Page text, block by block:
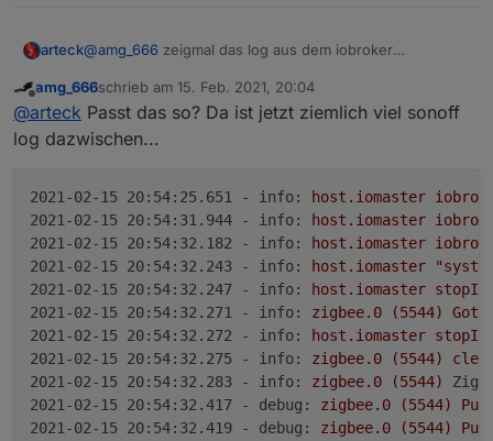
arteck@amg_666 zeigmal das log aus dem iobroker
Offline
amg_666schrieb am 15. Feb. 2021, 20:04
zuletzt editiert von
@arteck Passt das so? Da ist jetzt ziemlich viel sonoff
log dazwischen...
2021-02-15 20:54:25.651 - info: host.iomaster
2021-02-15 20:54:31.944 - info:
host.iomaster
2021-02-15 20:54:32.182 - info:
host.iomaster
2021-02-15 20:54:32.243 - info:
host.iomaster
2021-02-15 20:54:32.247 - info:
host.iomaster
2021-02-15 20:54:32.271 - info:
zigbee.0 (5544) Got
2021-02-15 20:54:32.272 - info:
host.iomaster
2021-02-15 20:54:32.275 - info:
zigbee.0 (5544)
2021-02-15 20:54:32.283 - info:
zigbee.0 (5544)
2021-02-15 20:54:32.417 - debug:
zigbee.0 (5544)
2021-02-15 20:54:32.419 - debug:
zigbee.0 (5544)